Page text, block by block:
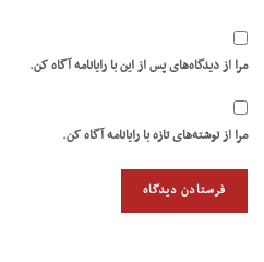
مرا از دیدگاه‌های پس از این با رایانامه آگاه کن.
مرا از نوشته‌های تازه با رایانامه آگاه کن.